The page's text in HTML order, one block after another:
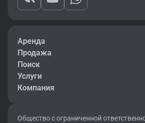
Аренда
Продажа
Поиск
Услуги
Компания
Общество с ограниченной